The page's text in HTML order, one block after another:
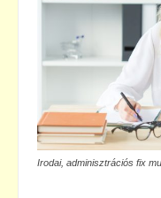
Irodai, adminisztrációs fix